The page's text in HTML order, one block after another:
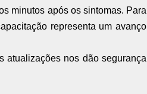
minutos após os sintomas. Para
representa um avanço
atualizações nos dão segurança